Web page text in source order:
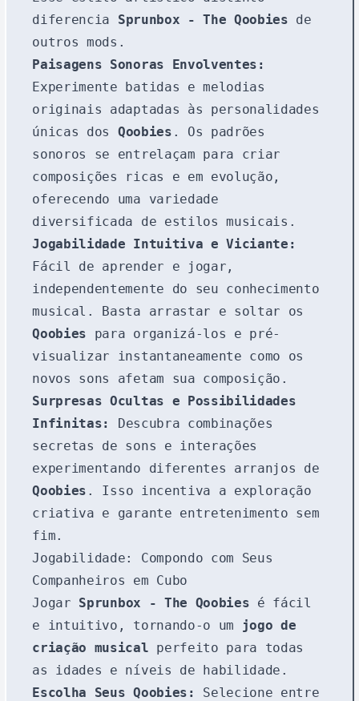
diferencia Sprunbox - The Qoobies de
outros mods.
Paisagens Sonoras Envolventes:
Experimente batidas e melodias
originais adaptadas às personalidades
únicas dos Qoobies . Os padrões
sonoros se entrelaçam para criar
composições ricas e em evolução,
oferecendo uma variedade
diversificada de estilos musicais.
Jogabilidade Intuitiva e Viciante:
Fácil de aprender e jogar,
independentemente do seu conhecimento
musical. Basta arrastar e soltar os
Qoobies para organizá-los e pré-
visualizar instantaneamente como os
novos sons afetam sua composição.
Surpresas Ocultas e Possibilidades
Infinitas:
Descubra combinações
secretas de sons e interações
experimentando diferentes arranjos de
Qoobies . Isso incentiva a exploração
criativa e garante entretenimento sem
fim.
Jogabilidade: Compondo com Seus
Companheiros em Cubo
Jogar Sprunbox - The Qoobies é fácil
e intuitivo, tornando-o um
jogo de
criação musical perfeito para todas
as idades e níveis de habilidade.
Escolha Seus Qoobies:
Selecione entre